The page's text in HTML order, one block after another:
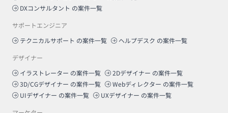
DXコンサルタント の案件一覧
サポートエンジニア
テクニカルサポート の案件一覧 ヘルプデスク の案件一覧
デザイナー
イラストレーター の案件一覧 2Dデザイナー の案件一覧
3D/CGデザイナー の案件一覧 Webディレクター の案件一覧
UIデザイナー の案件一覧 UXデザイナー の案件一覧